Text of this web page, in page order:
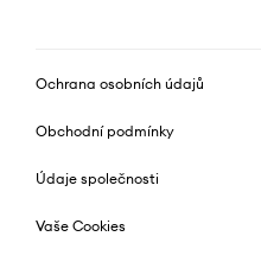
Ochrana osobních údajů
Obchodní podmínky
Údaje společnosti
Vaše Cookies